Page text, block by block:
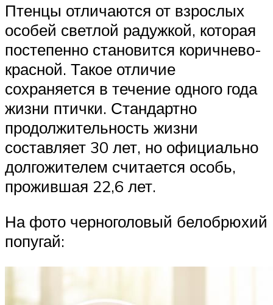
Птенцы отличаются от взрослых
особей светлой радужкой, которая
постепенно становится коричнево-
красной. Такое отличие
сохраняется в течение одного года
жизни птички. Стандартно
продолжительность жизни
составляет 30 лет, но официально
долгожителем считается особь,
прожившая 22,6 лет.
На фото черноголовый белобрюхий
попугай: